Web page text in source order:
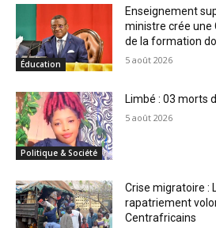
Éducation
Enseignement
ministre crée une
de la formation
5 août 2026
Politique & Société
Limbé : 03 morts
5 août 2026
Crise migratoire :
rapatriement
Centrafricains